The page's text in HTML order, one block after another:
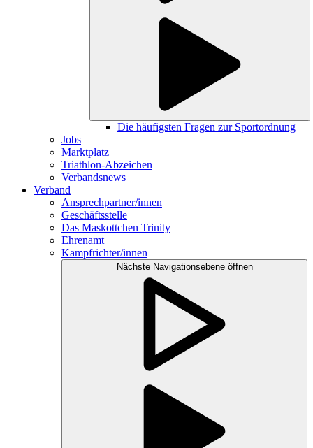
Die häufigsten Fragen zur Sportordnung
Jobs
Marktplatz
Triathlon-Abzeichen
Verbandsnews
Verband
Ansprechpartner/innen
Geschäftsstelle
Das Maskottchen Trinity
Ehrenamt
Kampfrichter/innen
Nächste Navigationsebene öffnen